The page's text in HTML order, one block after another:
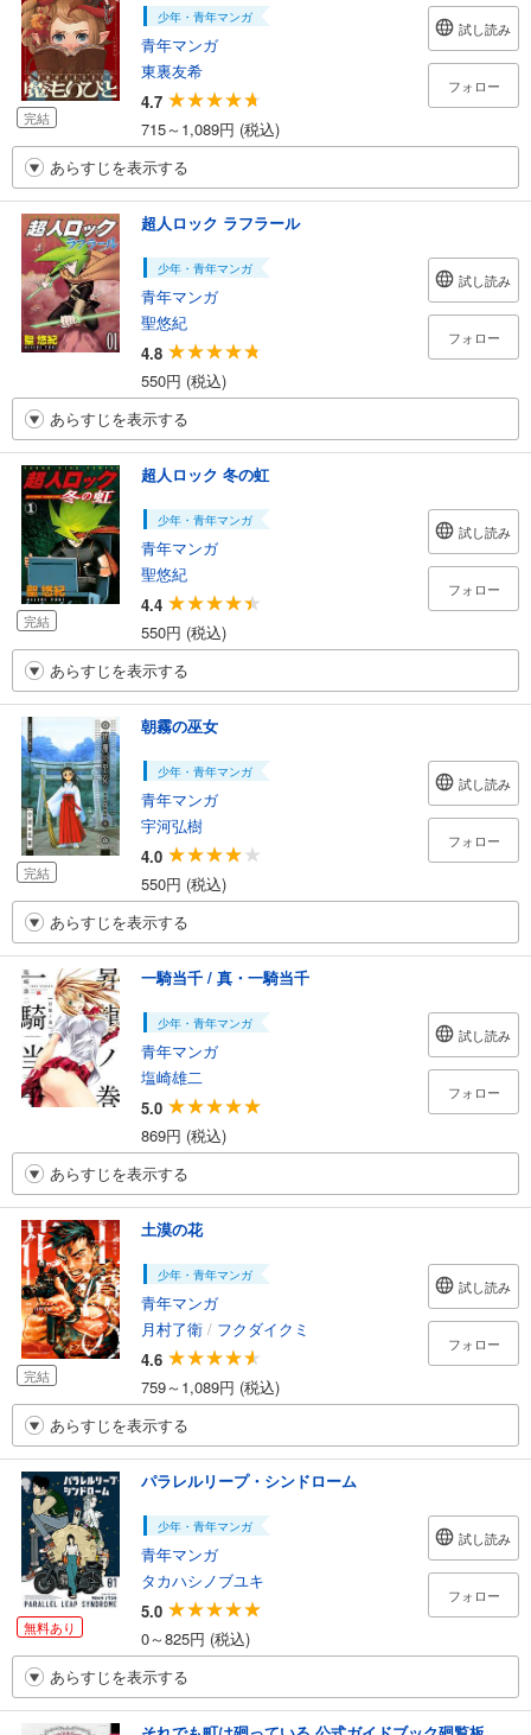
完結
少年・青年マンガ
青年マンガ
東裏友希
4.7
715～1,089円 (税込)
試し読み
フォロー
あらすじを表示する
超人ロック ラフラール
少年・青年マンガ
青年マンガ
聖悠紀
4.8
550円 (税込)
試し読み
フォロー
あらすじを表示する
完結
超人ロック 冬の虹
少年・青年マンガ
青年マンガ
聖悠紀
4.4
550円 (税込)
試し読み
フォロー
あらすじを表示する
完結
朝霧の巫女
少年・青年マンガ
青年マンガ
宇河弘樹
4.0
550円 (税込)
試し読み
フォロー
あらすじを表示する
一騎当千 / 真・一騎当千
少年・青年マンガ
青年マンガ
塩崎雄二
5.0
869円 (税込)
試し読み
フォロー
あらすじを表示する
完結
土漠の花
少年・青年マンガ
青年マンガ
月村了衛 / フクダイクミ
4.6
759～1,089円 (税込)
試し読み
フォロー
あらすじを表示する
無料あり
パラレルリープ・シンドローム
少年・青年マンガ
青年マンガ
タカハシノブユキ
5.0
0～825円 (税込)
試し読み
フォロー
あらすじを表示する